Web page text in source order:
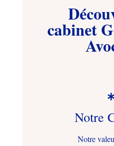
cabinet

Notre
Notre